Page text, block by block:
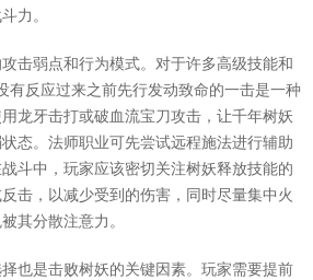
力。
击弱点和行为模式。对于许多高级技能和
有反应过来之前先行发动致命的一击是一种
龙牙击打或破血流宝刀攻击，让千年树妖
态。法师职业可先尝试远程施法进行辅助
斗中，玩家应该密切关注树妖释放技能的
击，以减少受到的伤害，同时尽量集中火
其分散注意力。
也是击败树妖的关键因素。玩家需要提前